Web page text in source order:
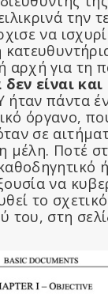
την
να
αρχή για τη
είναι
πάντα
όργανο,
σε
μέλη. Ποτέ
ή
να
το
του, στη